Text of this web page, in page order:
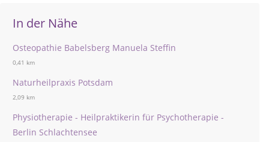
In der Nähe
Osteopathie Babelsberg Manuela Steffin
0,41 km
Naturheilpraxis Potsdam
2,09 km
Physiotherapie - Heilpraktikerin für Psychotherapie -
Berlin Schlachtensee